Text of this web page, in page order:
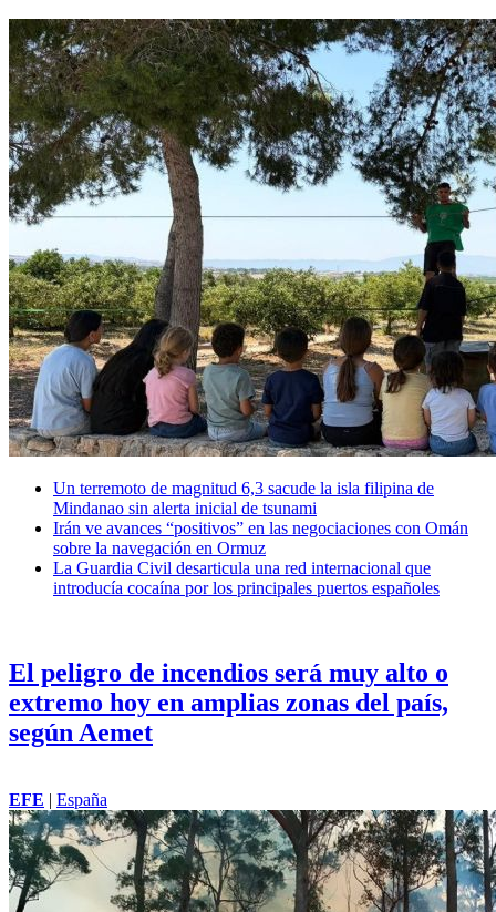
Un terremoto de magnitud 6,3 sacude la isla filipina de
Mindanao sin alerta inicial de tsunami
Irán ve avances “positivos” en las negociaciones con Omán
sobre la navegación en Ormuz
La Guardia Civil desarticula una red internacional que
introducía cocaína por los principales puertos españoles
El peligro de incendios será muy alto o
extremo hoy en amplias zonas del país,
según Aemet
EFE | España